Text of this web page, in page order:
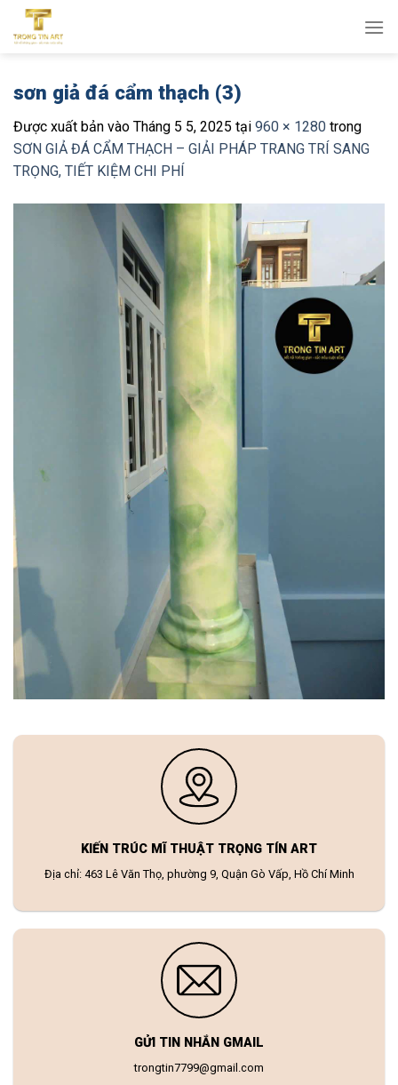
qua
sơn giả đá cẩm thạch (3)
Được xuất bản vào Tháng 5 5, 2025 tại 960 × 1280 trong
SƠN GIẢ ĐÁ CẨM THẠCH – GIẢI PHÁP TRANG TRÍ SANG
TRỌNG, TIẾT KIỆM CHI PHÍ
KIẾN TRÚC MĨ THUẬT TRỌNG TÍN ART
Địa chỉ: 463 Lê Văn Thọ, phường 9, Quận Gò Vấp, Hồ Chí Minh
GỬI TIN NHẮN GMAIL
trongtin7799@gmail.com